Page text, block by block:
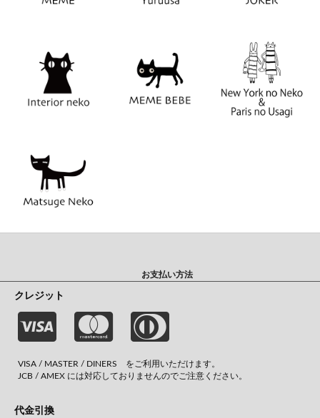
お支払い方法
クレジット
VISA / MASTER / DINERS をご利用いただけます。
JCB / AMEX には対応しておりませんのでご注意ください。
代金引換